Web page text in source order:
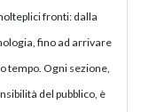
fronti: dalla
fino ad arrivare
tempo. Ogni sezione,
del pubblico, è